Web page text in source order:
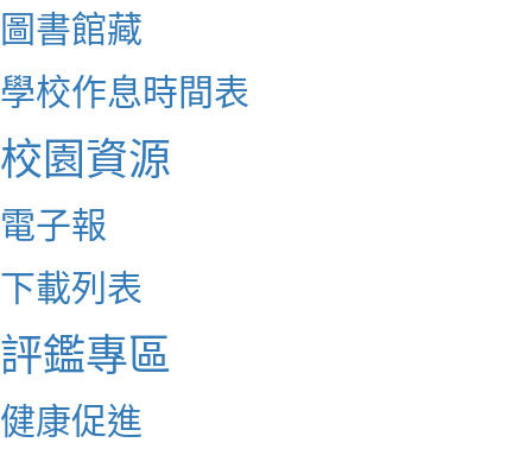
圖書館藏
學校作息時間表
校園資源
電子報
下載列表
評鑑專區
健康促進